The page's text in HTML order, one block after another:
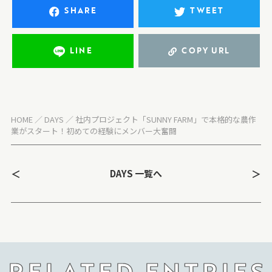
SHARE TWEET
LINE COPY URL
HOME DAYS
社内プロジェクト「SUNNY FARM」で本格的な農作
業がスタート！初めての経験にメンバー大奮闘
＜ DAYS 一覧へ ＞